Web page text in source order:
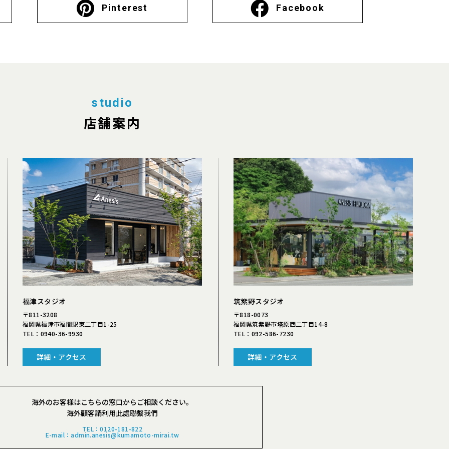
Pinterest Facebook
studio
店舗案内
福津スタジオ
〒811-3208
福岡県福津市福間駅東二丁目1-25
TEL： 0940-36-9930
詳細・アクセス
筑紫野スタジオ
〒818-0073
福岡県筑紫野市塔原西二丁目14-8
TEL： 092-586-7230
詳細・アクセス
海外のお客様はこちらの窓口からご相談ください。
海外顧客請利用此處聯繫我們
TEL：0120-181-822
E-mail ：admin.anesis@kumamoto-mirai.tw